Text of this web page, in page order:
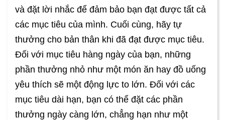
và đặt lời nhắc để đảm bảo bạn đạt được tất cả
các mục tiêu của mình. Cuối cùng, hãy tự
thưởng cho bản thân khi đã đạt được mục tiêu.
Đối với mục tiêu hàng ngày của bạn, những
phần thưởng nhỏ như một món ăn hay đồ uống
yêu thích sẽ một động lực to lớn. Đối với các
mục tiêu dài hạn, bạn có thể đặt các phần
thưởng ngày càng lớn, chẳng hạn như một